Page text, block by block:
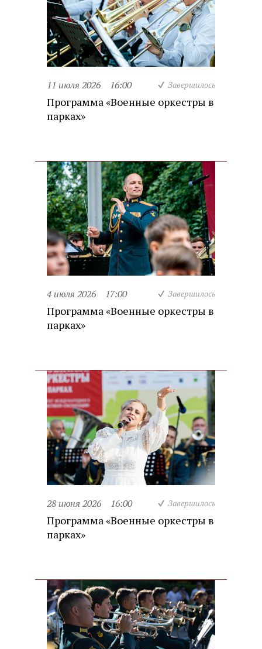
11 июля 2026 16:00 Завершилось
Программа «Военные оркестры в
парках»
4 июля 2026 17:00 Завершилось
Программа «Военные оркестры в
парках»
28 июня 2026 16:00 Завершилось
Программа «Военные оркестры в
парках»